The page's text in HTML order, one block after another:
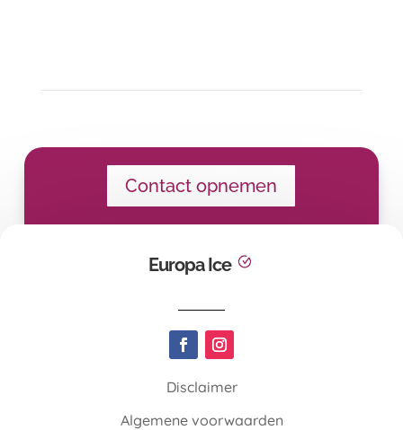
Contact opnemen
Europa Ice
Disclaimer
Algemene voorwaarden